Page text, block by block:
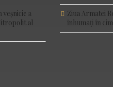
a
al
Ziua Armatei
înhumați în